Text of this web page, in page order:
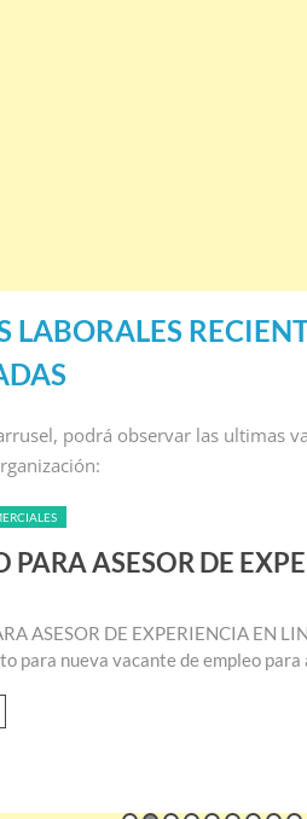
LABORALES
podrá observar las ultimas
PARA ASESOR DE
ASESOR DE EXPERIENCIA EN
para nueva vacante de empleo para